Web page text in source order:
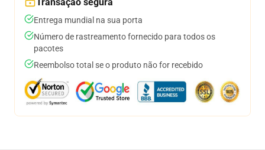
Entrega mundial na sua porta
Número de rastreamento fornecido para todos os
pacotes
Reembolso total se o produto não for recebido